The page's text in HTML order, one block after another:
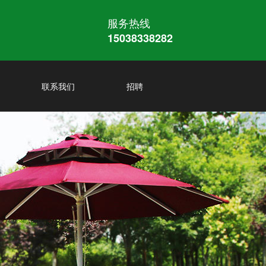
服务热线
15038338282
联系我们 招聘